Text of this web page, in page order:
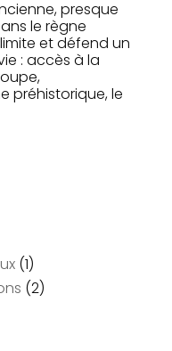
presque
le règne
et défend un
: accès à la
préhistorique, le
(1)
(2)